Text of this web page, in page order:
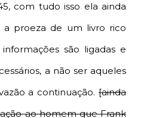
com tudo isso ela ainda
proeza de um livro rico
são ligadas e
a não ser aqueles
a continuação. [ainda
ao homem que Frank